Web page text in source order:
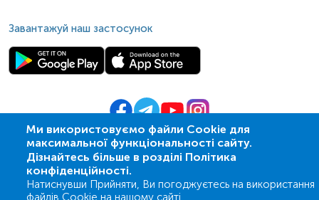
Ми використовуємо файли Cookie для
максимальної функціональності сайту.
Дізнайтесь більше в розділі Політика
конфіденційності.
Натиснувши Прийняти, Ви погоджуєтесь на використання
файлів Cookie на нашому сайті.
Завантажуй наш застосунок
© 2009- 2026 | ПСМЛ «Ескулаб»